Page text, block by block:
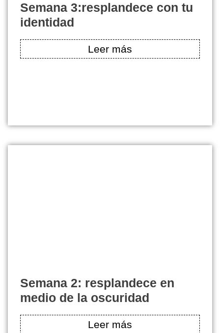
semana 3:resplandece con tu
identidad
Leer más
semana 2: resplandece en
medio de la oscuridad
Leer más